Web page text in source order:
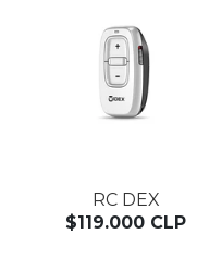
RC DEX
$119.000 CLP